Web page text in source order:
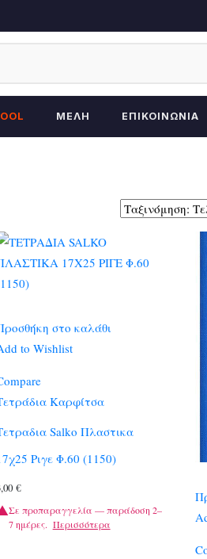
ΜΈΛΗ ΕΠΙΚΟΙΝΩΝΊΑ
στο καλάθι
to Wishlist
Καρφίτσα
Salko Πλαστικα
Ριγε Φ.60 (1150)
€
Σε προπαραγγελία — παράδοση 2–
7 ημέρες. Περισσότερα